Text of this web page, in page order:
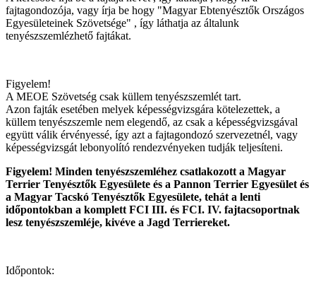
fajtagondozója, vagy írja be hogy "Magyar Ebtenyésztők Országos
Egyesületeinek Szövetsége" , így láthatja az általunk
tenyészszemlézhető fajtákat.
Figyelem!
A MEOE Szövetség csak küllem tenyészszemlét tart.
Azon fajták esetében melyek képességvizsgára kötelezettek, a
küllem tenyészszemle nem elegendő, az csak a képességvizsgával
együtt válik érvényessé, így azt a fajtagondozó szervezetnél, vagy
képességvizsgát lebonyolító rendezvényeken tudják teljesíteni.
Figyelem! Minden tenyészszemléhez csatlakozott a Magyar
Terrier Tenyésztők Egyesülete és a Pannon Terrier Egyesület és
a Magyar Tacskó Tenyésztők Egyesülete, tehát a lenti
időpontokban a komplett FCI III. és FCI. IV. fajtacsoportnak
lesz tenyészszemléje, kivéve a Jagd Terriereket.
Időpontok: